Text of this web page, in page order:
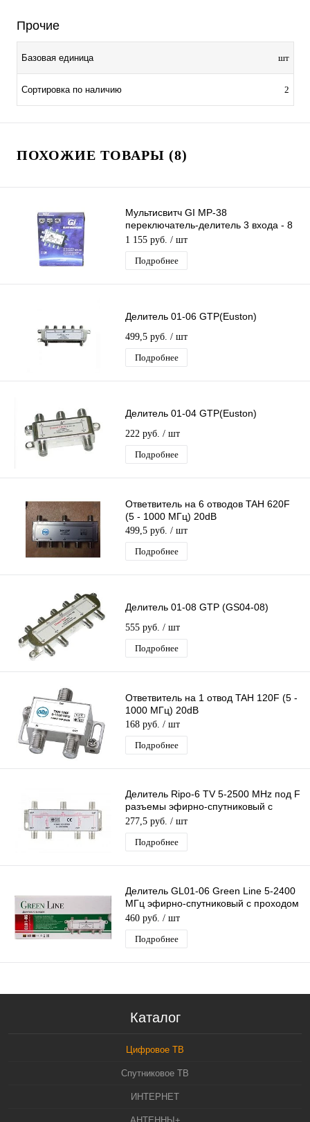
Прочие
Базовая единица шт
Сортировка по наличию 2
ПОХОЖИЕ ТОВАРЫ (8)
Мультисвитч GI MP-38
переключатель-делитель 3 входа - 8
выходов
1 155 руб. / шт
Подробнее
Делитель 01-06 GTP(Euston)
499,5 руб. / шт
Подробнее
Делитель 01-04 GTP(Euston)
222 руб. / шт
Подробнее
Ответвитель на 6 отводов TAH 620F
(5 - 1000 МГц) 20dB
499,5 руб. / шт
Подробнее
Делитель 01-08 GTP (GS04-08)
555 руб. / шт
Подробнее
Ответвитель на 1 отвод TAH 120F (5 -
1000 МГц) 20dB
168 руб. / шт
Подробнее
Делитель Ripo-6 TV 5-2500 MHz под F
разъемы эфирно-спутниковый с
проходом питания 1 вход 6 выходов
277,5 руб. / шт
Подробнее
Делитель GL01-06 Green Line 5-2400
МГц эфирно-спутниковый с проходом
питания 1х6
460 руб. / шт
Подробнее
Каталог
Цифровое ТВ
Спутниковое ТВ
ИНТЕРНЕТ